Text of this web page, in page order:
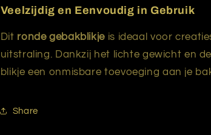
Veelzijdig en Eenvoudig in Gebruik
Dit ronde gebakblikje is ideaal voor
uitstraling. Dankzij het lichte gewicht en
blikje een onmisbare toevoeging aan je
Share